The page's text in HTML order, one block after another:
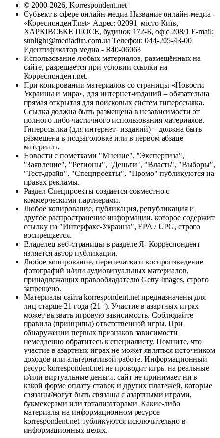
© 2000-2026, Korrespondent.net
Субъект в сфере онлайн-медиа Название онлайн-медиа -
«КореспонденТ.net» Адрес: 02091, місто Київ,
ХАРКІВСЬКЕ ШОСЕ, будинок 172-Б, офіс 208/1 E-mail:
sunlight@mediadim.com.ua Телефон: 044-205-43-00
Идентификатор медиа - R40-06068
Использование любых материалов, размещённых на
сайте, разрешается при условии ссылки на
Корреспондент.net.
При копировании материалов со страницы «Новости
Украины и мира», для интернет-изданий – обязательна
прямая открытая для поисковых систем гиперссылка.
Ссылка должна быть размещена в независимости от
полного либо частичного использования материалов.
Гиперссылка (для интернет- изданий) – должна быть
размещена в подзаголовке или в первом абзаце
материала.
Новости с пометками "Мнение", "Экспертиза",
"Заявление", "Регионы", "Деньги", "Власть", "Выборы",
"Тест-драйв", "Спецпроекты", "Промо" публикуются на
правах рекламы.
Раздел Спецпроекты создается совместно с
коммерческими партнерами.
Любое копирование, публикация, републикация и
другое распространение информации, которое содержит
ссылку на "Интерфакс-Украина", EPA / UPG, строго
воспрещается.
Владелец веб-страницы в разделе Я- Корреспондент
является автор публикации.
Любое копирование, перепечатка и воспроизведение
фотографий и/или аудиовизуальных материалов,
принадлежащих правообладателю Getty Images, строго
запрещено.
Материалы сайта korrespondent.net предназначены для
лиц старше 21 года (21+). Участие в азартных играх
может вызвать игровую зависимость. Соблюдайте
правила (принципы) ответственной игры. При
обнаружении первых признаков зависимости
немедленно обратитесь к специалисту. Помните, что
участие в азартных играх не может являться источником
доходов или альтернативой работе. Информационный
ресурс korrespondent.net не проводит игры на реальные
и/или виртуальные деньги, сайт не принимает ни в
какой форме оплату ставок и других платежей, которые
связаны/могут быть связаны с азартными играми,
букмекерами или тотализаторами. Какие-либо
материалы на информационном ресурсе
korrespondent.net публикуются исключительно в
информационных целях.